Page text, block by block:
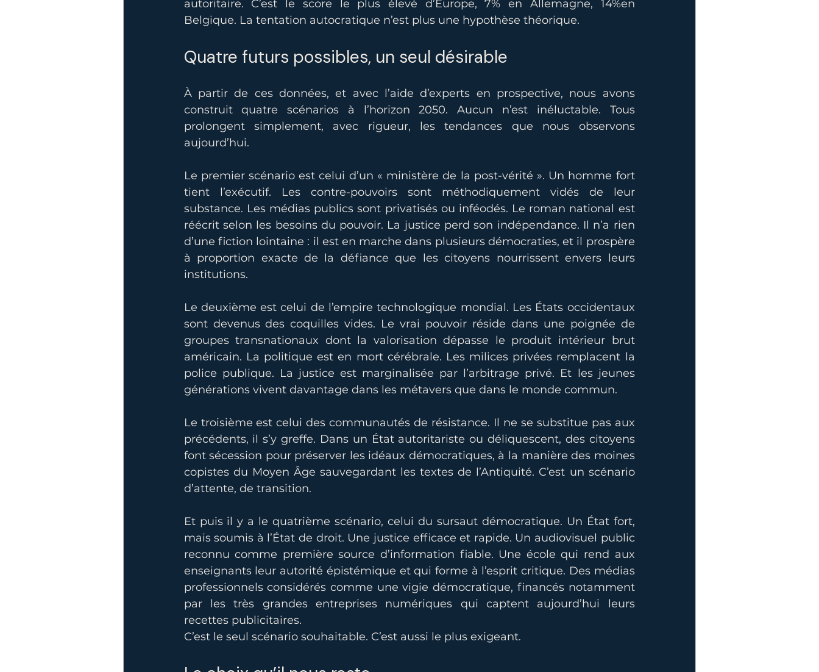
autoritaire. C’est le score le plus élevé d’Europe, 7% en Allemagne, 14%en
Belgique. La tentation autocratique n’est plus une hypothèse théorique.
Quatre futurs possibles, un seul désirable
À partir de ces données, et avec l’aide d’experts en prospective, nous avons
construit quatre scénarios à l’horizon 2050. Aucun n’est inéluctable. Tous
prolongent simplement, avec rigueur, les tendances que nous observons
aujourd’hui.
Le premier scénario est celui d’un « ministère de la post-vérité ». Un homme fort
tient l’exécutif. Les contre-pouvoirs sont méthodiquement vidés de leur
substance. Les médias publics sont privatisés ou inféodés. Le roman national est
réécrit selon les besoins du pouvoir. La justice perd son indépendance. Il n’a rien
d’une fiction lointaine : il est en marche dans plusieurs démocraties, et il prospère
à proportion exacte de la défiance que les citoyens nourrissent envers leurs
institutions.
Le deuxième est celui de l’empire technologique mondial. Les États occidentaux
sont devenus des coquilles vides. Le vrai pouvoir réside dans une poignée de
groupes transnationaux dont la valorisation dépasse le produit intérieur brut
américain. La politique est en mort cérébrale. Les milices privées remplacent la
police publique. La justice est marginalisée par l’arbitrage privé. Et les jeunes
générations vivent davantage dans les métavers que dans le monde commun.
Le troisième est celui des communautés de résistance. Il ne se substitue pas aux
précédents, il s’y greffe. Dans un État autoritariste ou déliquescent, des citoyens
font sécession pour préserver les idéaux démocratiques, à la manière des moines
copistes du Moyen Âge sauvegardant les textes de l’Antiquité. C’est un scénario
d’attente, de transition.
Et puis il y a le quatrième scénario, celui du sursaut démocratique. Un État fort,
mais soumis à l’État de droit. Une justice efficace et rapide. Un audiovisuel public
reconnu comme première source d’information fiable. Une école qui rend aux
enseignants leur autorité épistémique et qui forme à l’esprit critique. Des médias
professionnels considérés comme une vigie démocratique, financés notamment
par les très grandes entreprises numériques qui captent aujourd’hui leurs
recettes publicitaires.
C’est le seul scénario souhaitable. C’est aussi le plus exigeant.